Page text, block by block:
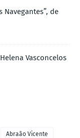
Navegantes”, de
Vasconcelos
Abraão Vicente